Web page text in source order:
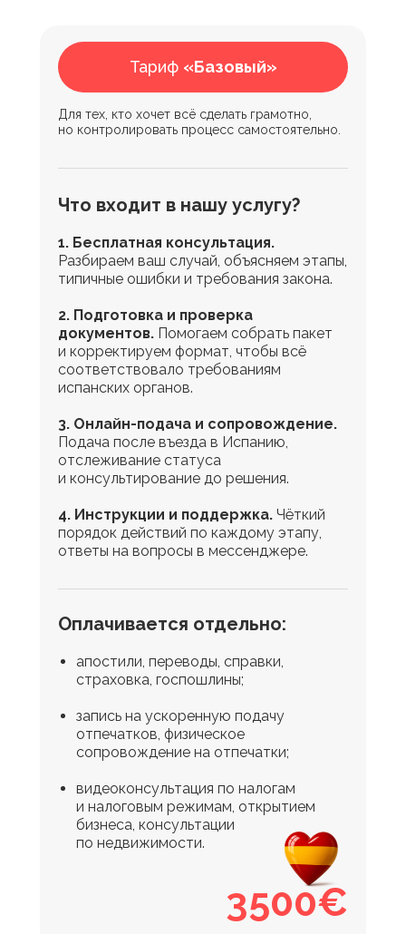
Что входит в нашу услугу?
1. Бесплатная консультация.
Разбираем ваш случай, объясняем этапы,
типичные ошибки и требования закона.
2. Подготовка и проверка
документов. Помогаем собрать пакет
и корректируем формат, чтобы всё
соответствовало требованиям
испанских органов.
3. Онлайн-подача и сопровождение.
Подача после въезда в Испанию,
отслеживание статуса
и консультирование до решения.
4. Инструкции и поддержка. Чёткий
порядок действий по каждому этапу,
ответы на вопросы в мессенджере.
Что входит в нашу услугу?
апостили, переводы, справки,
страховка, госпошлины;
запись на ускоренную подачу
отпечатков, физическое
сопровождение на отпечатки;
видеоконсультация по налогам
и налоговым режимам, открытием
бизнеса, консультации
по недвижимости.
Оплачивается отдельно:
3500€
Для тех, кто хочет всё сделать грамотно,
но контролировать процесс самостоятельно.
Тариф «Базовый»